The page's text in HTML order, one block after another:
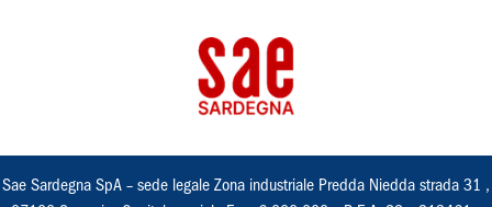
Sae Sardegna SpA – sede legale Zona industriale Predda Niedda strada 31 ,